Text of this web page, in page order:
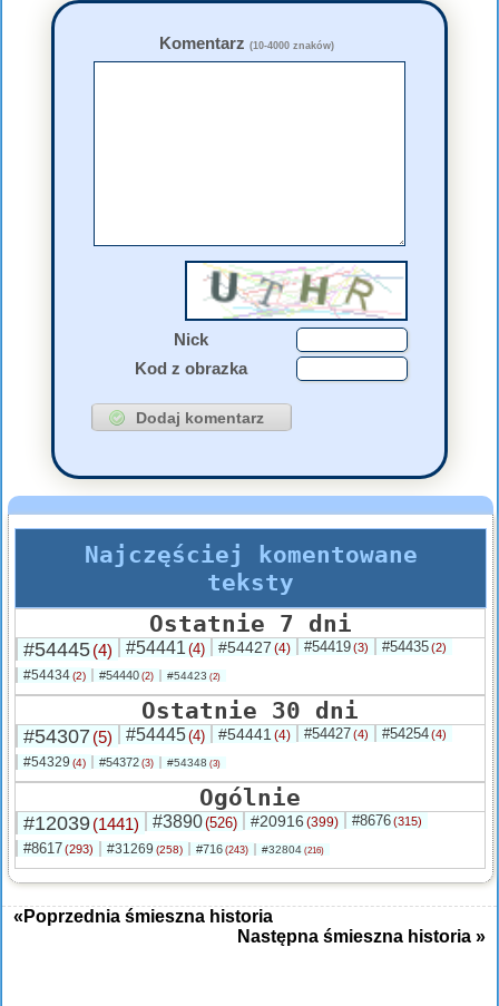
Komentarz (10-4000 znaków)
Nick
Kod z obrazka
Najczęściej komentowane
teksty
Ostatnie 7 dni
#54445(4) #54441 (4) #54427 (4) #54419(3) #54435(2)
#54434(2) #54440 (2) #54423 (2)
Ostatnie 30 dni
#54307 (5) #54445(4) #54441 (4) #54427(4) #54254(4)
#54329 (4) #54372 (3) #54348 (3)
Ogólnie
#12039(1441) #3890(526) #20916 (399) #8676(315)
#8617(293) #31269 (258) #716 (243) #32804 (216)
«Poprzednia śmieszna historia
Następna śmieszna historia »